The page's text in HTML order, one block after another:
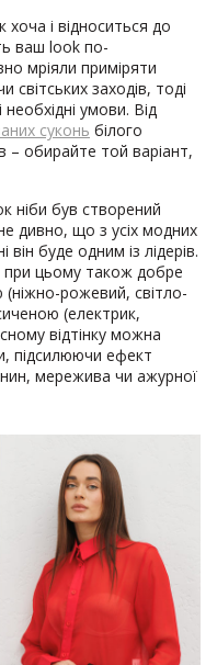
хоча і відноситься до
ваш look по-
мріяли приміряти
світських заходів, тоді
умови. Від
суконь білого
– обирайте той варіант,
ніби був створений
дивно, що з усіх модних
буде одним із лідерів.
при цьому також добре
рожевий, світло-
(електрик,
відтінку можна
підсилюючи ефект
мережива чи ажурної